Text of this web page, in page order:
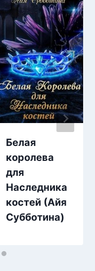
Белая
королева
для
Наследника
костей (Айя
Субботина)